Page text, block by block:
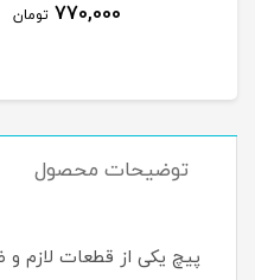
770,000 تومان
توضیحات محصول
پیچ یکی از قطعات لازم و